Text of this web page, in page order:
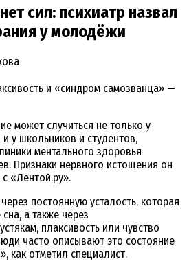
сил: психиатр назвал
у молодёжи
и «синдром самозванца» —
может случиться не только у
у школьников и студентов,
ментального здоровья
Признаки нервного истощения он
«Лентой.ру».
постоянную усталость, которая
а также через
плаксивость или чувство
часто описывают это состояние
как отметил специалист.